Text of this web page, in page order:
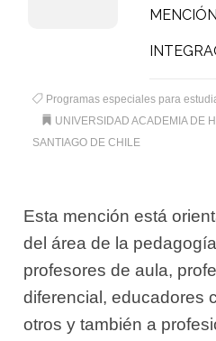
Programas especiales para
UNIVERSIDAD ACADEMIA DE
SANTIAGO DE CHILE
Esta mención está
del área de la
profesores de aula,
diferencial, educadores
otros y también a